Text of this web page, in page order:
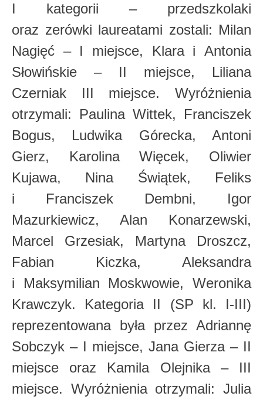
I kategorii – przedszkolaki
oraz zerówki laureatami zostali: Milan
Nagięć – I miejsce, Klara i Antonia
Słowińskie – II miejsce, Liliana
Czerniak III miejsce. Wyróżnienia
otrzymali: Paulina Wittek, Franciszek
Bogus, Ludwika Górecka, Antoni
Gierz, Karolina Więcek, Oliwier
Kujawa, Nina Świątek, Feliks
i Franciszek Dembni, Igor
Mazurkiewicz, Alan Konarzewski,
Marcel Grzesiak, Martyna Droszcz,
Fabian Kiczka, Aleksandra
i Maksymilian Moskwowie, Weronika
Krawczyk. Kategoria II (SP kl. I-III)
reprezentowana była przez Adriannę
Sobczyk – I miejsce, Jana Gierza – II
miejsce oraz Kamila Olejnika – III
miejsce. Wyróżnienia otrzymali: Julia